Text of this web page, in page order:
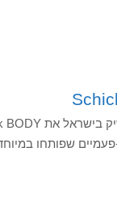
פעמיים שפותחו